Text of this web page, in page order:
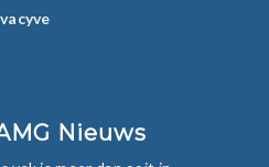
Nieuws